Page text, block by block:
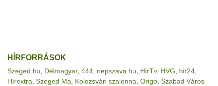
HÍRFORRÁSOK
Szeged.hu Délmagyar, 444 nepszava.hu HírTv, HVG hir24
Hírextra Szeged Ma Kolozsvári szalonna Origo Szabad Város